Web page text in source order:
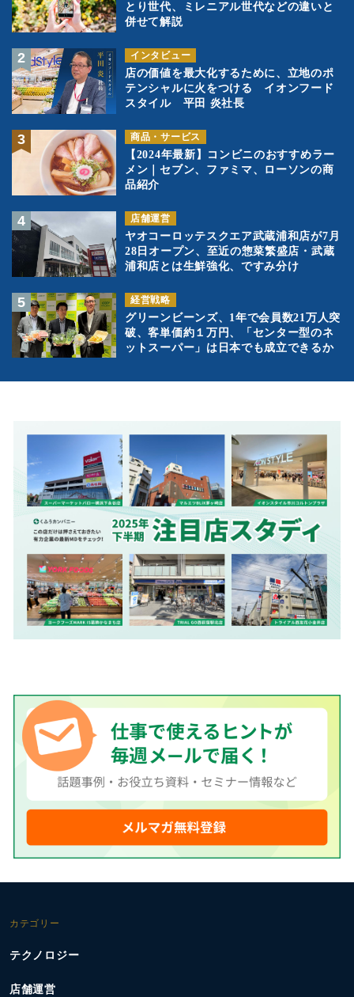
とり世代、ミレニアル世代などの違いと
併せて解説
インタビュー
店の価値を最大化するために、立地のポ
テンシャルに火をつける イオンフード
スタイル 平田 炎社長
商品・サービス
【2024年最新】コンビニのおすすめラー
メン｜セブン、ファミマ、ローソンの商
品紹介
店舗運営
ヤオコーロッテスクエア武蔵浦和店が7月
28日オープン、至近の惣菜繁盛店・武蔵
浦和店とは生鮮強化、ですみ分け
経営戦略
グリーンビーンズ、1年で会員数21万人突
破、客単価約１万円、「センター型のネ
ットスーパー」は日本でも成立できるか
カテゴリー
テクノロジー
店舗運営